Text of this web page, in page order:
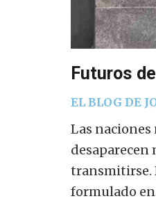
Futuros
EL BLOG DE
Las naciones
desaparecen
transmitirse.
formulado